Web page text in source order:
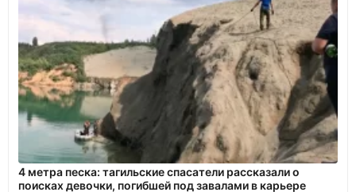
4 метра песка: тагильские спасатели рассказали о
поисках девочки, погибшей под завалами в карьере